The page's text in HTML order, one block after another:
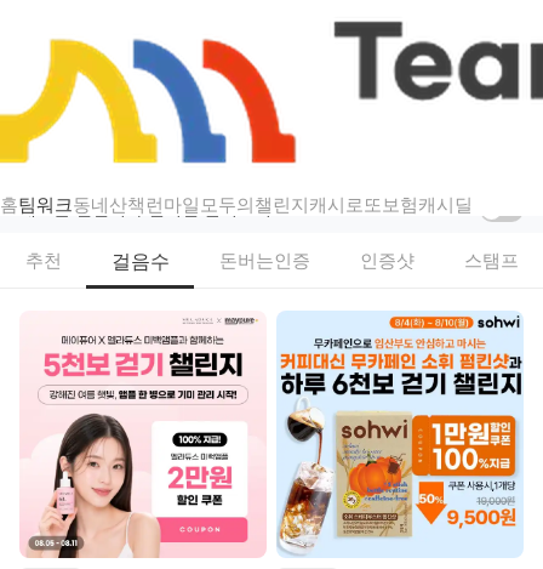
홈팀워크동네산책 런마일모두의챌린지캐시로또보험캐시딜
챌린지
팀워크 — 걷기·스탬프·인증샷 리워드 챌린지
새로운 챌린지가 열리면 알려드려요
추천 걸음수 돈버는인증 인증샷 스탬프